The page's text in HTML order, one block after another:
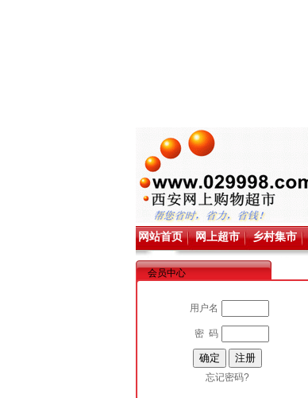
网站首页 网上超市 乡村集市
会员中心
用户名
密 码
忘记密码?